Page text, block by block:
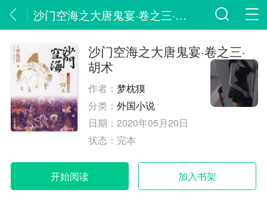
沙门空海之大唐鬼宴·卷之三·胡术
沙门空海之大唐鬼宴·卷之三·
胡术
作者：梦枕獏
分类：外国小说
日期：2020年05月20日
状态： 完本
开始阅读 加入书架